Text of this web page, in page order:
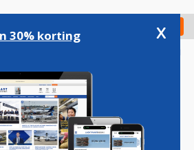
Check in
30% korting x